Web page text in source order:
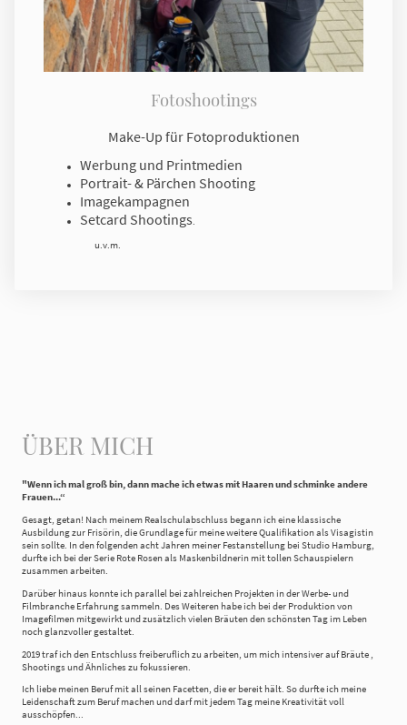
Fotoshootings
Make-Up für Fotoproduktionen
Werbung und Printmedien
Portrait- & Pärchen Shooting
Imagekampagnen
Setcard Shootings.
u.v.m.
ÜBER MICH
"Wenn ich mal groß bin, dann mache ich etwas mit Haaren und schminke andere
Frauen...“
Gesagt, getan! Nach meinem Realschulabschluss begann ich eine klassische
Ausbildung zur Frisörin, die Grundlage für meine weitere Qualifikation als Visagistin
sein sollte. In den folgenden acht Jahren meiner Festanstellung bei Studio Hamburg,
durfte ich bei der Serie Rote Rosen als Maskenbildnerin mit tollen Schauspielern
zusammen arbeiten.
Darüber hinaus konnte ich parallel bei zahlreichen Projekten in der Werbe- und
Filmbranche Erfahrung sammeln. Des Weiteren habe ich bei der Produktion von
Imagefilmen mitgewirkt und zusätzlich vielen Bräuten den schönsten Tag im Leben
noch glanzvoller gestaltet.
2019 traf ich den Entschluss freiberuflich zu arbeiten, um mich intensiver auf Bräute ,
Shootings und Ähnliches zu fokussieren.
Ich liebe meinen Beruf mit all seinen Facetten, die er bereit hält. So durfte ich meine
Leidenschaft zum Beruf machen und darf mit jedem Tag meine Kreativität voll
ausschöpfen...